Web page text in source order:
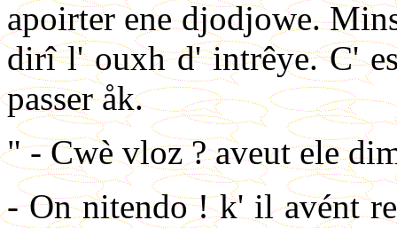
apoirter ene djodjowe.
dirî l' ouxh d' intrêye. C'
passer åk.
" - Cwè vloz ? aveut ele
- On nitendo ! k' il avént